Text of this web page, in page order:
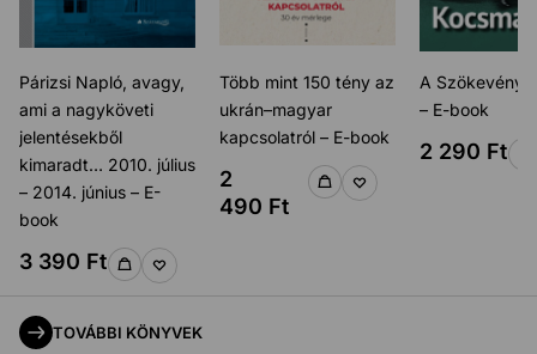
Párizsi Napló, avagy,
ami a nagyköveti
jelentésekből
kimaradt… 2010. július
– 2014. június – E-
book
3 390 Ft
Több mint 150 tény az
ukrán–magyar
kapcsolatról – E-book
2
490 Ft
A Szökevény
– E-book
2 290 Ft
TOVÁBBI KÖNYVEK